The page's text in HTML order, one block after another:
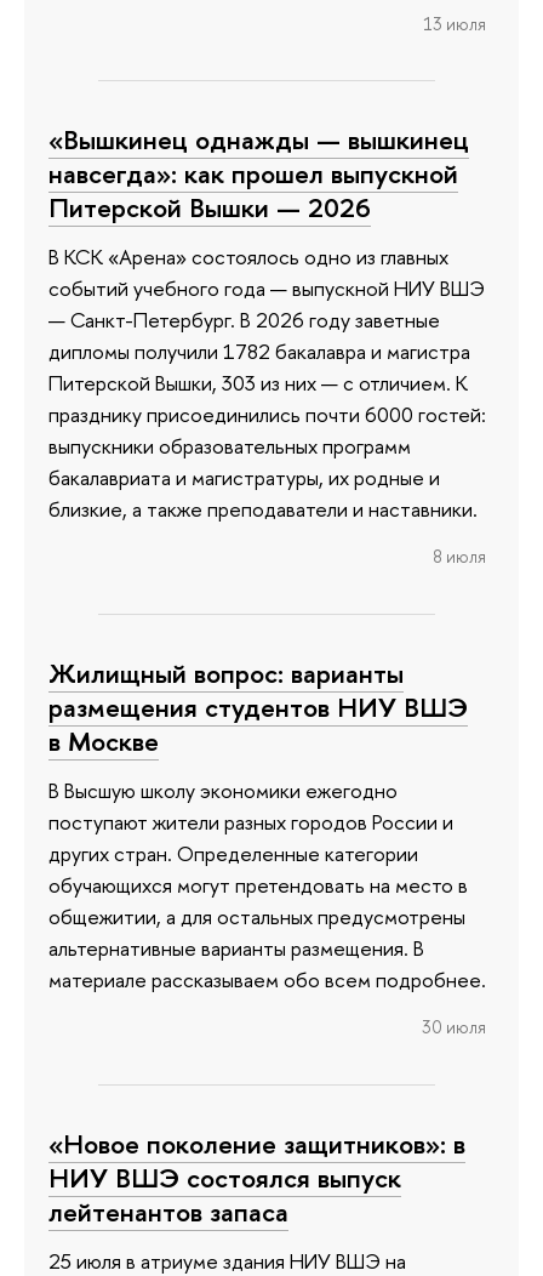
13 июля
«Вышкинец однажды — вышкинец
навсегда»: как прошел выпускной
Питерской Вышки — 2026
В КСК «Арена» состоялось одно из главных
событий учебного года — выпускной НИУ ВШЭ
— Санкт-Петербург. В 2026 году заветные
дипломы получили 1782 бакалавра и магистра
Питерской Вышки, 303 из них — с отличием. К
празднику присоединились почти 6000 гостей:
выпускники образовательных программ
бакалавриата и магистратуры, их родные и
близкие, а также преподаватели и наставники.
8 июля
Жилищный вопрос: варианты
размещения студентов НИУ ВШЭ
в Москве
В Высшую школу экономики ежегодно
поступают жители разных городов России и
других стран. Определенные категории
обучающихся могут претендовать на место в
общежитии, а для остальных предусмотрены
альтернативные варианты размещения. В
материале рассказываем обо всем подробнее.
30 июля
«Новое поколение защитников»: в
НИУ ВШЭ состоялся выпуск
лейтенантов запаса
25 июля в атриуме здания НИУ ВШЭ на